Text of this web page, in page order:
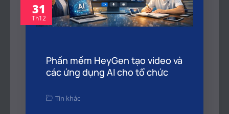
31
Th12
Phần mềm HeyGen tạo video và
các ứng dụng AI cho tổ chức
Tin khác